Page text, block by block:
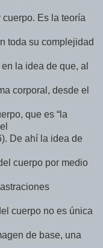
Es la teoría
toda su complejidad
la idea de que, al
corporal, desde el
que es “la
De ahí la idea de
cuerpo por medio
cuerpo no es única
de base, una